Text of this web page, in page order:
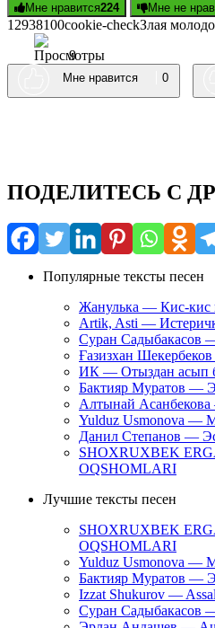
Мне нравится224 Мне не
12938100cookie-checkЗлaя
9
Мне нравится 0
ПОДЕЛИТЕСЬ С
Популярные тексты песен
Жанулька — Кис-кис
Artik, Asti —
Суран Садыбакасов
Ғазизхан
ИК — Отыздан асып
Бактияр Муратов —
Алтынай
Yulduz Usmonova —
Данил Степанов —
SHOXRUXBEK
OQSHOMLARI
Лучшие тексты песен
SHOXRUXBEK
OQSHOMLARI
Yulduz Usmonova —
Бактияр Муратов —
Izzat Shukurov —
Суран Садыбакасов